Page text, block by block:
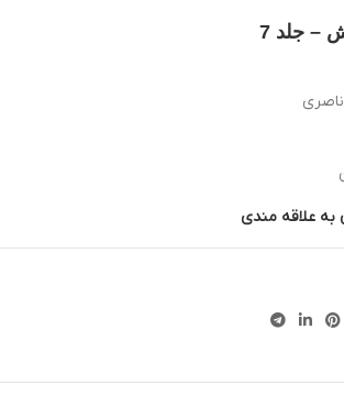
– جلد 7
به علاقه مندی